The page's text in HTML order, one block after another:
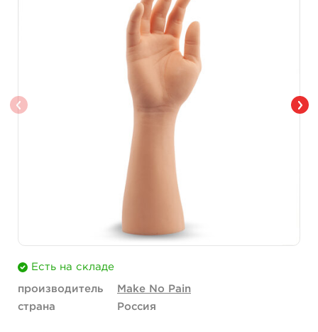
Есть на складе
производитель
Make No Pain
страна
Россия